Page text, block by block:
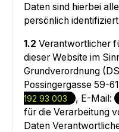
Daten sind hierbei
persönlich
1.2 Verantwortlicher
dieser Website im
Grundverordnung
Possingergasse 59-
192 93 003
, E-Mail:
für die Verarbeitung
Daten